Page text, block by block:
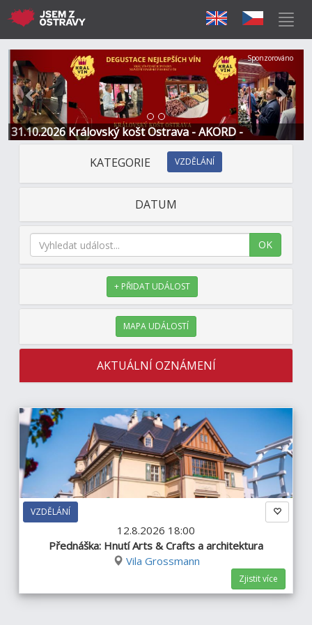
31.10.2026 Královský košt Ostrava - AKORD -
Restaurace a Hotel
Předchozí Další
Sponzorováno
KATEGORIE VZDĚLÁNÍ
DATUM
OK
+ PŘIDAT UDÁLOST
MAPA UDÁLOSTÍ
AKTUÁLNÍ OZNÁMENÍ
VZDĚLÁNÍ
12.8.2026 18:00
Přednáška: Hnutí Arts & Crafts a architektura
Vila Grossmann
Zjistit více